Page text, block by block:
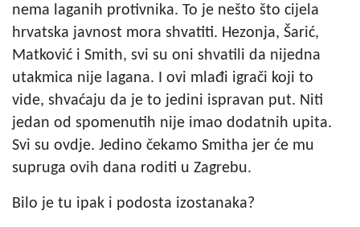
nema laganih protivnika. To je nešto što cijela
hrvatska javnost mora shvatiti. Hezonja, Šarić,
Matković i Smith, svi su oni shvatili da nijedna
utakmica nije lagana. I ovi mlađi igrači koji to
vide, shvaćaju da je to jedini ispravan put. Niti
jedan od spomenutih nije imao dodatnih upita.
Svi su ovdje. Jedino čekamo Smitha jer će mu
supruga ovih dana roditi u Zagrebu.
Bilo je tu ipak i podosta izostanaka?